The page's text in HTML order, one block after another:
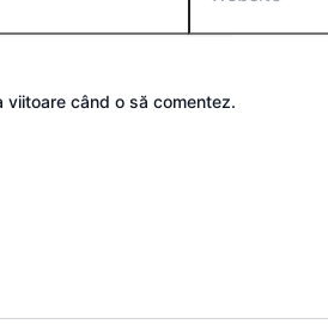
când o să comentez.